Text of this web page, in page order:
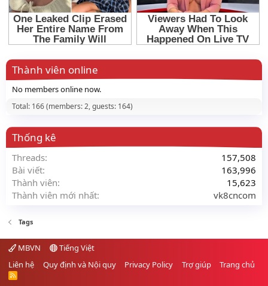
Thành viên online
No members online now.
Total: 166 (members: 2, guests: 164)
Thống kê
Threads
157,508
Bài viết
163,996
Thành viên
15,623
Thành viên mới nhất
vk8cncom
Tags
MBVN
Tiếng Việt
Liên hệ
Quy định và Nội quy Privacy Policy Trợ giúp Trang chủ
R